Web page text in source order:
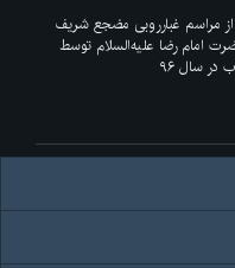
مراسم غبارروبی مضجع شریف
امام رضا علیه‌السلام توسط
در سال ۹۶